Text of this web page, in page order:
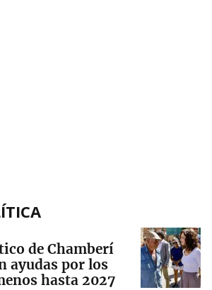
de Chamberí
ayudas por los
hasta 2027